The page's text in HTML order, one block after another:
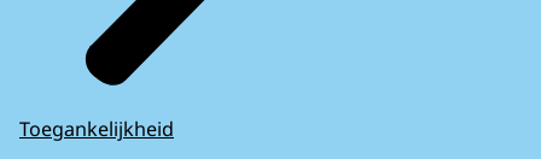
Toegankelijkheid